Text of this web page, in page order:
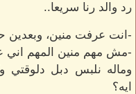
رد والد رنا سريعا..
-انت عرفت منين، وبعدين
-مش مهم منين المهم
وماله نلبس دبل دلوقتي
ايه؟